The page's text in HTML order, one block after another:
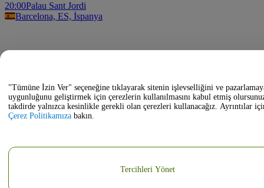
20:00Palau Sant Jordi
Barcelona, ES, İspanya
"Tümüne İzin Ver" seçeneğine tıklayarak sitenin işlevselliğini ve
uygunluğunu geliştirmek için çerezlerin kullanılmasını kabul etmiş
takdirde yalnızca kesinlikle gerekli olan çerezleri kullanacağız. Ayrıntılar
Çerez Politikamıza bakın.
Tercihleri Yönet